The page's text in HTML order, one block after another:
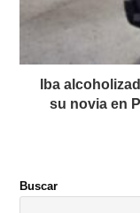
Iba
su novia en
Buscar